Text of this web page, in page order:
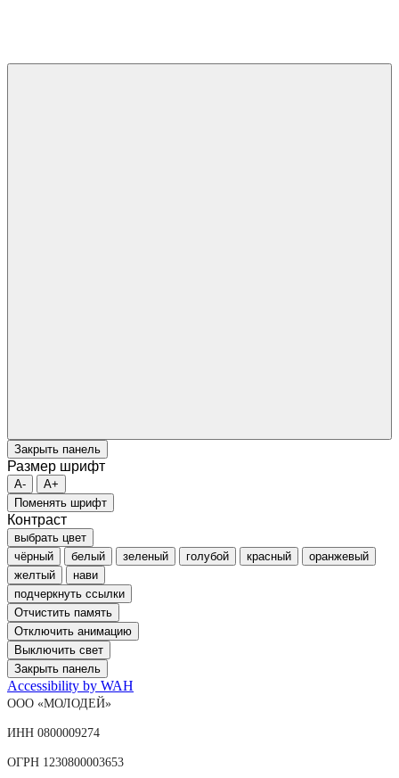
Закрыть панель
Размер шрифт
A-
A+
Поменять шрифт
Контраст
выбрать цвет
чёрный
белый зеленый голубой красный
оранжевый
желтый
нави
подчеркнуть ссылки
Отчистить память
Отключить анимацию
Выключить свет
Закрыть панель
Accessibility by WAH
ООО «МОЛОДЕЙ»
ИНН 0800009274
ОГРН 1230800003653